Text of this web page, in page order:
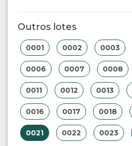
Outros lotes
0001 0002 0003
0006 0007 0008
0011 0012 0013
0016 0017 0018
0021 0022 0023